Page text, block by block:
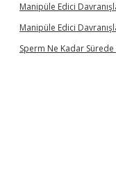
Manipüle Edici
Manipüle Edici
Sperm Ne Kadar